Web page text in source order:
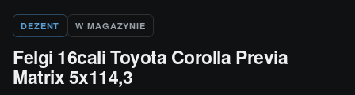
DEZENT W MAGAZYNIE
Felgi 16cali Toyota Corolla Previa
Matrix 5x114,3